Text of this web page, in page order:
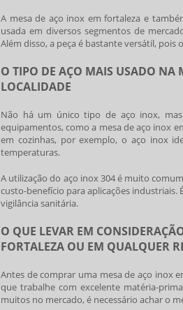
A mesa de aço inox em fortaleza e
usada em diversos segmentos de
Além disso, a peça é bastante versátil,
O TIPO DE AÇO MAIS USADO NA
LOCALIDADE
Não há um único tipo de aço inox,
equipamentos, como a mesa de aço inox
em cozinhas, por exemplo, o aço inox
temperaturas.
A utilização do aço inox 304 é muito
custo-benefício para aplicações industriais.
vigilância sanitária.
O QUE LEVAR EM
FORTALEZA OU EM QUALQUER
Antes de comprar uma mesa de aço inox
que trabalhe com excelente matéria-
muitos no mercado, é necessário achar o